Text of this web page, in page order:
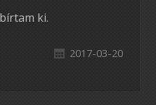
ki.
2017-03-20